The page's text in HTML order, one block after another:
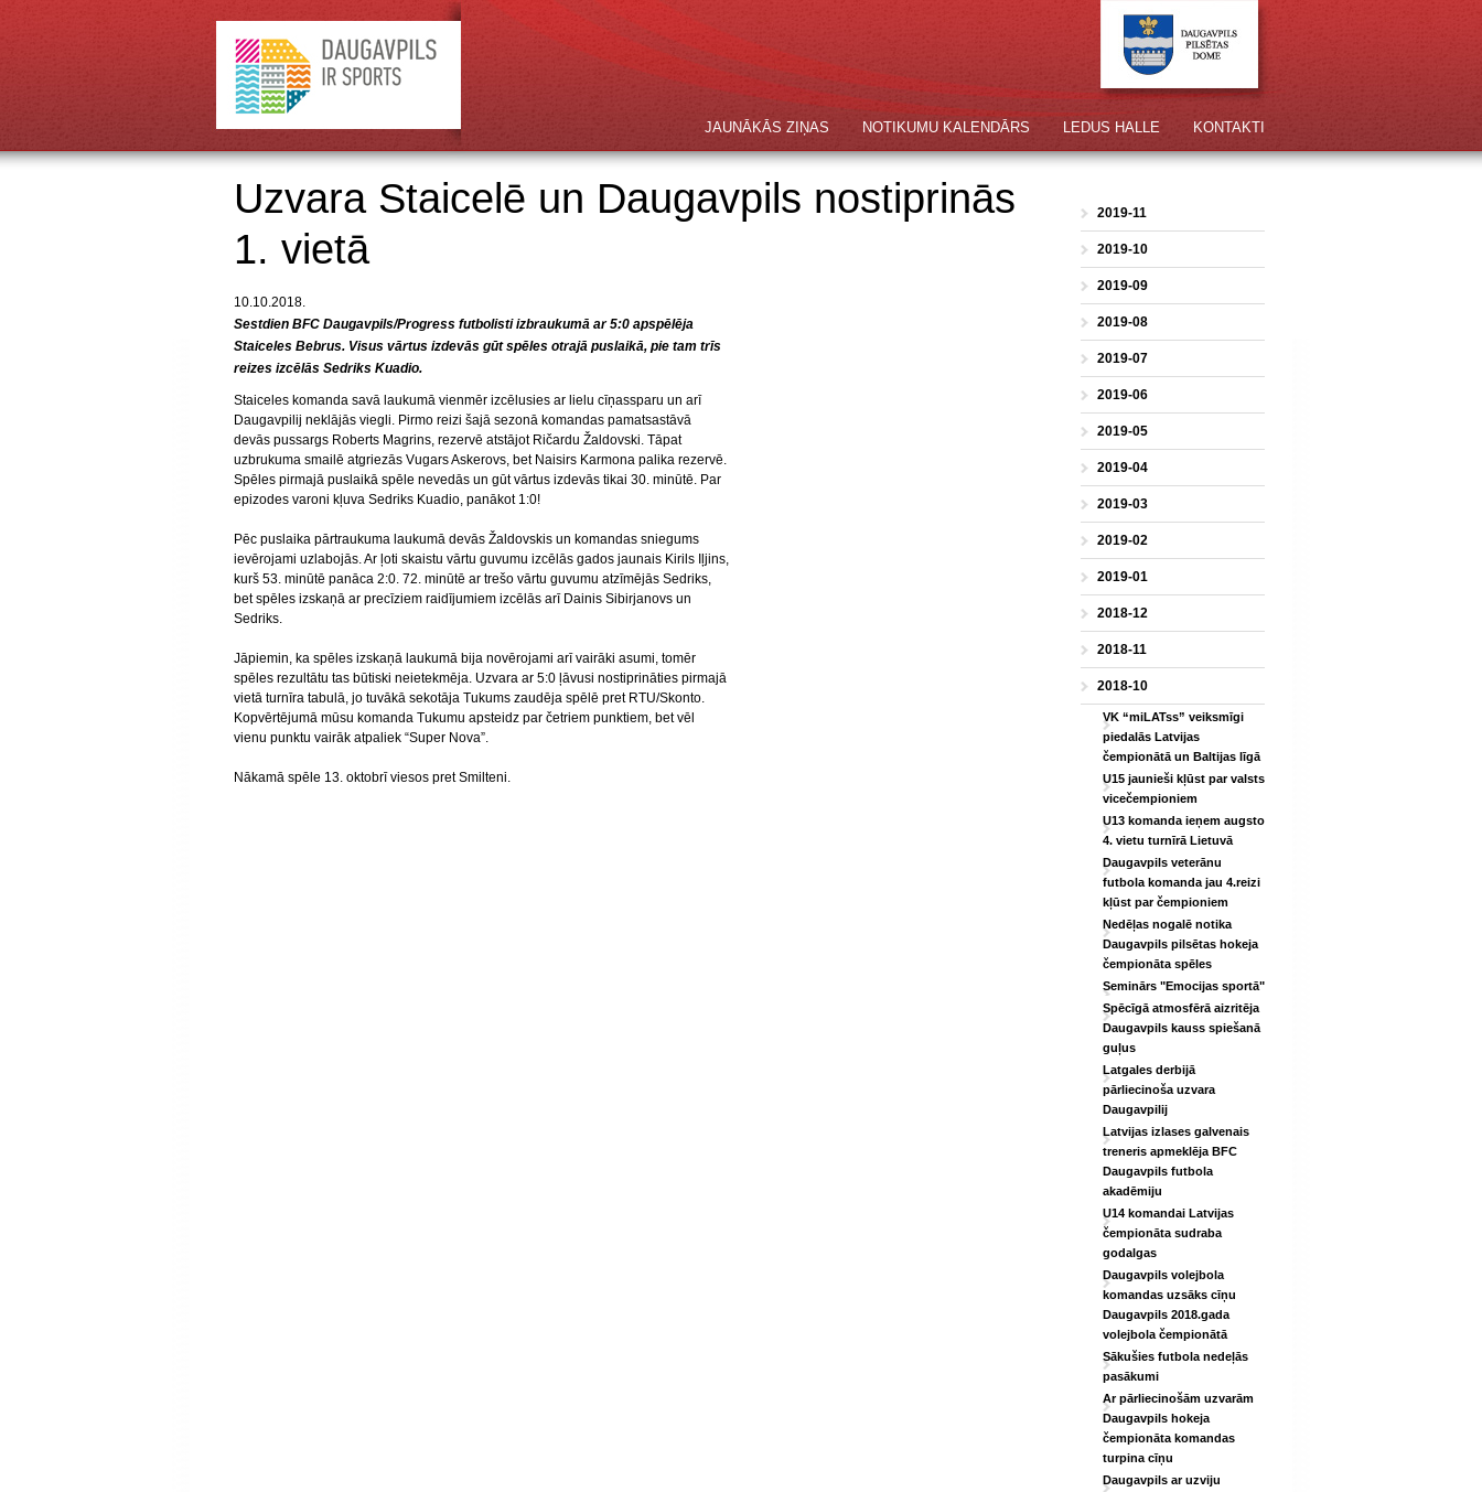
KONTAKTI
LEDUS HALLE
NOTIKUMU KALENDĀRS
JAUNĀKĀS ZIŅAS
2019-11
2019-10
2019-09
2019-08
2019-07
2019-06
2019-05
2019-04
2019-03
2019-02
2019-01
2018-12
2018-11
2018-10
VK “miLATss” veiksmīgi
piedalās Latvijas
čempionātā un Baltijas līgā
U15 jaunieši kļūst par valsts
vicečempioniem
U13 komanda ieņem augsto
4. vietu turnīrā Lietuvā
Daugavpils veterānu
futbola komanda jau 4.reizi
kļūst par čempioniem
Nedēļas nogalē notika
Daugavpils pilsētas hokeja
čempionāta spēles
Seminārs "Emocijas sportā"
Spēcīgā atmosfērā aizritēja
Daugavpils kauss spiešanā
guļus
Latgales derbijā
pārliecinoša uzvara
Daugavpilij
Latvijas izlases galvenais
treneris apmeklēja BFC
Daugavpils futbola
akadēmiju
U14 komandai Latvijas
čempionāta sudraba
godalgas
Daugavpils volejbola
komandas uzsāks cīņu
Daugavpils 2018.gada
volejbola čempionātā
Sākušies futbola nedeļās
pasākumi
Ar pārliecinošām uzvarām
Daugavpils hokeja
čempionāta komandas
turpina cīņu
Daugavpils ar uzviju
Uzvara Staicelē un Daugavpils nostiprinās
1. vietā
10.10.2018.
Sestdien BFC Daugavpils/Progress futbolisti izbraukumā ar 5:0 apspēlēja
Staiceles Bebrus. Visus vārtus izdevās gūt spēles otrajā puslaikā, pie tam trīs
reizes izcēlās Sedriks Kuadio.
Staiceles komanda savā laukumā vienmēr izcēlusies ar lielu cīņassparu un arī
Daugavpilij neklājās viegli. Pirmo reizi šajā sezonā komandas pamatsastāvā
devās pussargs Roberts Magrins, rezervē atstājot Ričardu Žaldovski. Tāpat
uzbrukuma smailē atgriezās Vugars Askerovs, bet Naisirs Karmona palika rezervē.
Spēles pirmajā puslaikā spēle nevedās un gūt vārtus izdevās tikai 30. minūtē. Par
epizodes varoni kļuva Sedriks Kuadio, panākot 1:0!
Pēc puslaika pārtraukuma laukumā devās Žaldovskis un komandas sniegums
ievērojami uzlabojās. Ar ļoti skaistu vārtu guvumu izcēlās gados jaunais Kirils Iļjins,
kurš 53. minūtē panāca 2:0. 72. minūtē ar trešo vārtu guvumu atzīmējās Sedriks,
bet spēles izskaņā ar precīziem raidījumiem izcēlās arī Dainis Sibirjanovs un
Sedriks.
Jāpiemin, ka spēles izskaņā laukumā bija novērojami arī vairāki asumi, tomēr
spēles rezultātu tas būtiski neietekmēja. Uzvara ar 5:0 ļāvusi nostiprināties pirmajā
vietā turnīra tabulā, jo tuvākā sekotāja Tukums zaudēja spēlē pret RTU/Skonto.
Kopvērtējumā mūsu komanda Tukumu apsteidz par četriem punktiem, bet vēl
vienu punktu vairāk atpaliek “Super Nova”.
Nākamā spēle 13. oktobrī viesos pret Smilteni.